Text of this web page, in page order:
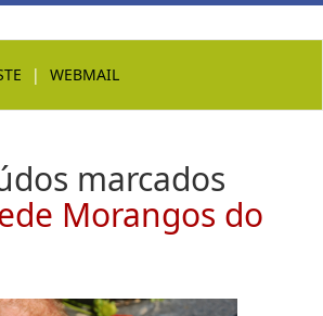
| WEBMAIL
marcados
Morangos do